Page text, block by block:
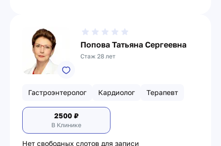
Попова Татьяна Сергеевна
Стаж 28 лет
Гастроэнтеролог Кардиолог Терапевт
2500 ₽
В Клинике
Нет свободных слотов для записи